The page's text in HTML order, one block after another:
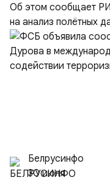
Чёрным морем
Об этом сообщает
на анализ полётных
Белрусинфо
30 июля